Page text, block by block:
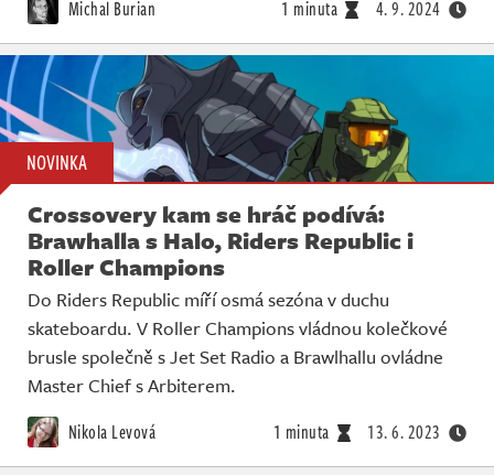
Michal Burian 1 minuta 4. 9. 2024
NOVINKA
Crossovery kam se hráč podívá:
Brawhalla s Halo, Riders Republic i
Roller Champions
Do Riders Republic míří osmá sezóna v duchu
skateboardu. V Roller Champions vládnou kolečkové
brusle společně s Jet Set Radio a Brawlhallu ovládne
Master Chief s Arbiterem.
Nikola Levová 1 minuta 13. 6. 2023